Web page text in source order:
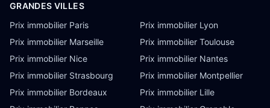
GRANDES VILLES
Prix immobilier Paris
Prix immobilier Lyon
Prix immobilier Marseille
Prix immobilier Toulouse
Prix immobilier Nice
Prix immobilier Nantes
Prix immobilier Strasbourg
Prix immobilier Montpellier
Prix immobilier Bordeaux
Prix immobilier Lille